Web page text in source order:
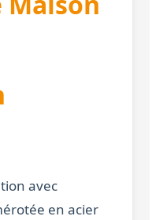
avec
en acier